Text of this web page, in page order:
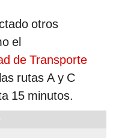
otros
el
de Transporte
rutas A y C
15 minutos.